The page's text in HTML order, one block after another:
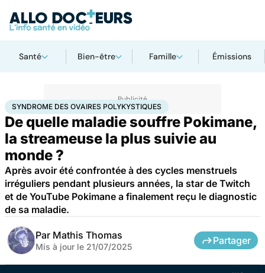
Santé Bien-être Famille Émissions
AccueilSanté MaladiesSyndrome des ovaires polykystiques
SYNDROME DES OVAIRES POLYKYSTIQUES
De quelle maladie souffre Pokimane,
la streameuse la plus suivie au
monde ?
Après avoir été confrontée à des cycles menstruels
irréguliers pendant plusieurs années, la star de Twitch
et de YouTube Pokimane a finalement reçu le diagnostic
de sa maladie.
Par Mathis Thomas
Mis à jour le 21/07/2025
Partager